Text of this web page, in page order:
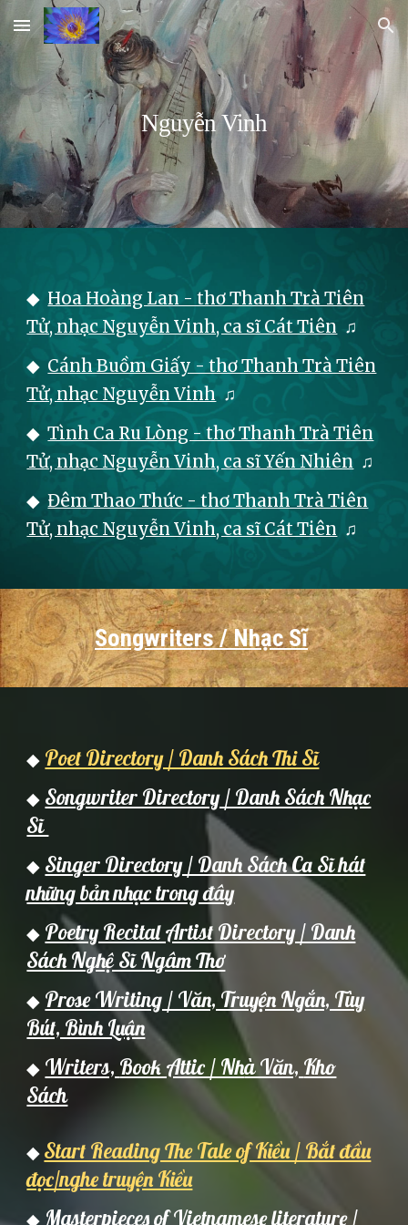
Skip to main content Skip to navigation
Nguyễn Vinh
◆ Hoa Hoàng Lan - thơ Thanh Trà Tiên
Tử, nhạc Nguyễn Vinh, ca sĩ Cát Tiên ♫
◆ Cánh Buồm Giấy - thơ Thanh Trà Tiên
Tử, nhạc Nguyễn Vinh ♫
◆Tình Ca Ru Lòng - thơ Thanh Trà Tiên
Tử, nhạc Nguyễn Vinh, ca sĩ Yến Nhiên ♫
◆Đêm Thao Thức - thơ Thanh Trà Tiên
Tử, nhạc Nguyễn Vinh, ca sĩ Cát Tiên ♫
Songwriters / Nhạc Sĩ
◆ Poet Directory / Danh Sách Thi Sĩ
◆ Songwriter Directory / Danh Sách Nhạc
Sĩ
◆ Singer Directory / Danh Sách Ca Sĩ hát
những bản nhạc trong đây
◆ Poetry Recital Artist Directory / Danh
Sách Nghệ Sĩ Ngâm Thơ
◆ Prose Writing / Văn, Truyện Ngắn, Tùy
Bút, Bình Luận
◆ Writers, Book Attic / Nhà Văn, Kho
Sách
◆ Start Reading The Tale of Kiều / Bắt đầu
đọc/nghe truyện Kiều
◆ Masterpieces of Vietnamese literature /